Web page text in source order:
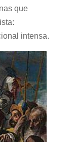
que
intensa.